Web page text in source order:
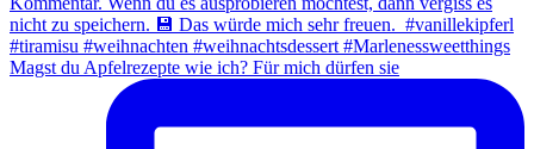
Magst du Apfelrezepte wie ich? Für mich dürfen sie